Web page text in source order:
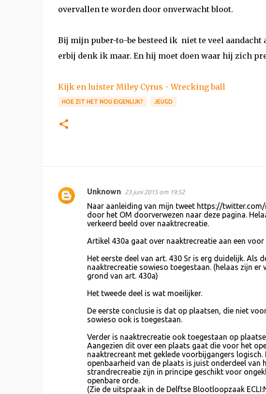
overvallen te worden door onverwacht bloot.
Bij mijn puber-to-be besteed ik niet te veel aandacht
erbij denk ik maar. En hij moet doen waar hij zich
Kijk en luister Miley Cyrus - Wrecking ball
HOE ZIT HET NOU EIGENLIJK? JEUGD
R
Unknown 23 juni 2015 om 19:52
Naar aanleiding van mijn tweet https://
door het OM doorverwezen naar deze pagina.
verkeerd beeld over naaktrecreatie.
Artikel 430a gaat over naaktrecreatie aan een
Het eerste deel van art. 430 Sr is erg duidelijk. Als
naaktrecreatie sowieso toegestaan. (helaas zijn er
grond van art. 430a)
Het tweede deel is wat moeilijker.
De eerste conclusie is dat op plaatsen, die niet
sowieso ook is toegestaan.
Verder is naaktrecreatie ook toegestaan op
Aangezien dit over een plaats gaat die voor het
naaktrecreant met geklede voorbijgangers
openbaarheid van de plaats is juist onderdeel van
strandrecreatie zijn in principe geschikt voor
openbare orde.
(Zie de uitspraak in de Delftse Blootloopzaak